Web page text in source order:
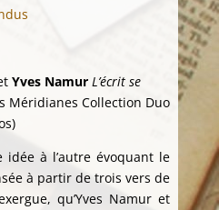
Yves Namur L’écrit se
Collection Duo
idée à l’autre évoquant le
à partir de trois vers de
qu’Yves Namur et